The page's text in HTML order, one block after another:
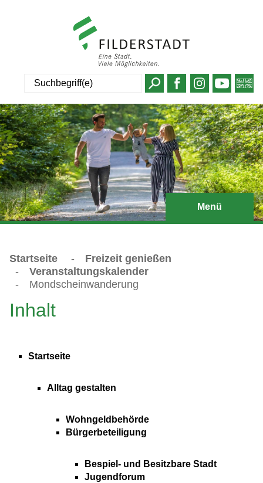
Menü
Startseite -
Freizeit genießen
-
Veranstaltungskalender
-
Mondscheinwanderung
Inhalt
Startseite
Alltag gestalten
Wohngeldbehörde
Bürgerbeteiligung
Bespiel- und Besitzbare Stadt
Jugendforum